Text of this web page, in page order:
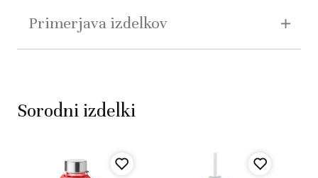
Primerjava izdelkov
Sorodni izdelki